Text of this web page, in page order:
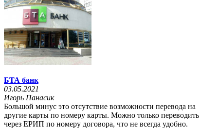
БТА банк
03.05.2021
Игорь Панасик
Большой минус это отсутствие возможности перевода на
другие карты по номеру карты. Можно только переводить
через ЕРИП по номеру договора, что не всегда удобно.